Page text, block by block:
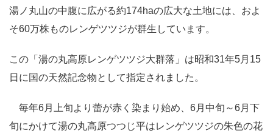
湯ノ丸山の中腹に広がる約174haの広大な土地には、およ
そ60万株ものレンゲツツジが群生しています。
この「湯の丸高原レンゲツツジ大群落」は昭和31年5月15
日に国の天然記念物として指定されました。
毎年6月上旬より蕾が赤く染まり始め、6月中旬～6月下
旬にかけて湯の丸高原つつじ平はレンゲツツジの朱色の花